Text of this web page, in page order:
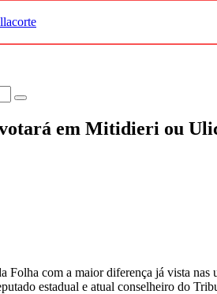
em Mitidieri ou
Folha com a maior diferença já vista
estadual e atual conselheiro do